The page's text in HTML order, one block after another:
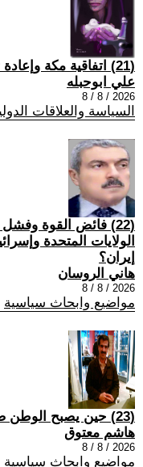
(21) اتفاقية مكة وإعادة تشكيل الأمن الإقليمي
علي ابوحبله
2026 / 8 / 8
السياسة والعلاقات
(22) فائض القوة
الولايات المتحدة
إيران؟
هاني الروسان
2026 / 8 / 8
مواضيع وابحاث سياسية
(23) حين يصبح الوطن ضحيةً للهويات
هاشم معتوق
2026 / 8 / 8
مواضيع وابحاث سياسية